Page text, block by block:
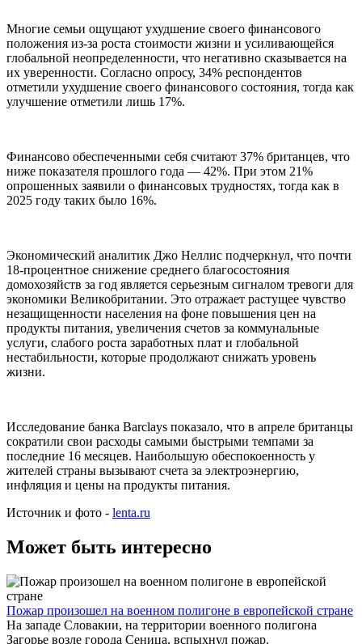
Многие семьи ощущают ухудшение своего финансового
положения из-за роста стоимости жизни и усиливающейся
глобальной неопределенности, что негативно сказывается на
их уверенности. Согласно опросу, 34% респондентов
отметили ухудшение своего финансового состояния, тогда как
улучшение отметили лишь 17%.
Финансово обеспеченными себя считают 37% британцев, что
ниже показателя прошлого года — 42%. При этом 21%
опрошенных заявили о финансовых трудностях, тогда как в
2025 году таких было 16%.
Экономический аналитик Джо Неллис подчеркнул, что почти
18-процентное снижение среднего благосостояния
домохозяйств за год является серьезным сигналом тревоги для
экономики Великобритании. Это отражает растущее чувство
незащищенности населения на фоне повышения цен на
продукты питания, увеличения счетов за коммунальные
услуги, слабого роста заработных плат и глобальной
нестабильности, которые продолжают снижать уровень
жизни.
Исследование банка Barclays показало, что в апреле британцы
сократили свои расходы самыми быстрыми темпами за
последние 16 месяцев. Наибольшую обеспокоенность у
жителей страны вызывают счета за электроэнергию,
инфляция и цены на продукты питания.
Источник и фото - lenta.ru
Может быть интересно
Пожар произошел на военном полигоне в европейской стране
На западе Словакии, на территории военного полигона
Загорье возле города Сеница, вспыхнул пожар.